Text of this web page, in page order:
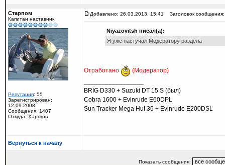
Старпом
Капитан наставник
Репутация: 55
Зарегистрирован:
12.09.2008
Сообщения: 1407
Откуда: Харьков
Добавлено: 26.03.2013, 15:41 Заголовок сообщения:
Niyazovitsh писал(а):
Я уже настучал Модератору раздела
Отработано
(Модератор)
BRIG D330 + Suzuki DT 15 S (был)
Cobra 1600 + Evinrude E60DPL
Sun Tracker Mega Hut 36 + Evinrude E200DSL
Вернуться к началу
Показать сообщения: